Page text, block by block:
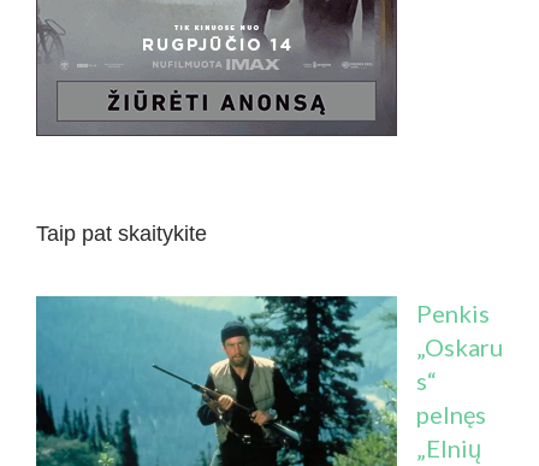
Taip pat skaitykite
Penkis
„Oskaru
s“
pelnęs
„Elnių